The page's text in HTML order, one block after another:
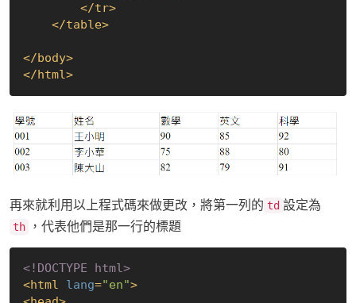
</tr>
</table>
</body>
</html>
再來就利用以上程式碼來做更改，將第一列的 td 設定為
th ，代表他們是那一行的標題
<!DOCTYPE html>
<html lang="en">